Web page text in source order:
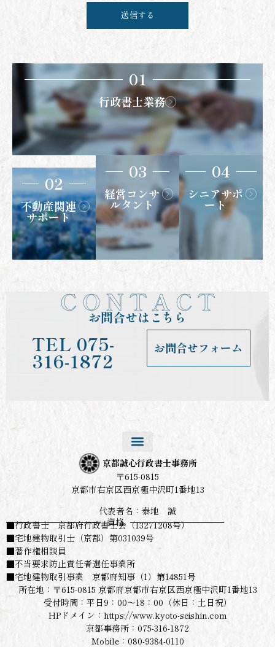
送信する
01
行政書士業務
02
不動産関連
サポート
03
経営コンサ
ルタント
04
シニアサポ
ート
C O N T A C T
お問合せはこちら
TEL 075-
316-1872
お問合せフォーム
京都誠心行政書士事務所
〒615-0815
京都市右京区西京極中沢町1番地13
代表者名：泰地 誠
資格
■行政書士 京都府行政書士会（13271208号）
■宅地建物取引士（京都）第031039号
■著作権相談員
■不当要求防止責任者選任事業所
■宅地建物取引事業 京都府知事（1）第14851号
所在地：〒615-0815 京都府京都市右京区西京極中沢町1番地13
受付時間：平日9：00～18：00（休日：土日祝）
HPドメイン：https://www.kyoto-seishin.com
京都事務所：075-316-1872
Mobile：080-9384-0110